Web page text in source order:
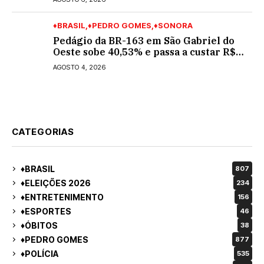
♦BRASIL ♦PEDRO GOMES ♦SONORA
Pedágio da BR-163 em São Gabriel do
Oeste sobe 40,53% e passa a custar R$
10,70 a partir desta quarta-feira
AGOSTO 4, 2026
CATEGORIAS
♦BRASIL 807
♦ELEIÇÕES 2026 234
♦ENTRETENIMENTO 156
♦ESPORTES 46
♦ÓBITOS 38
♦PEDRO GOMES 877
♦POLÍCIA 535